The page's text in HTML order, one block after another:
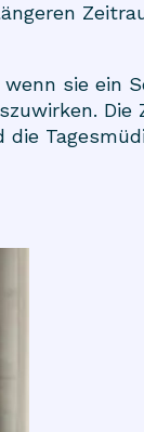
sie ein
Die